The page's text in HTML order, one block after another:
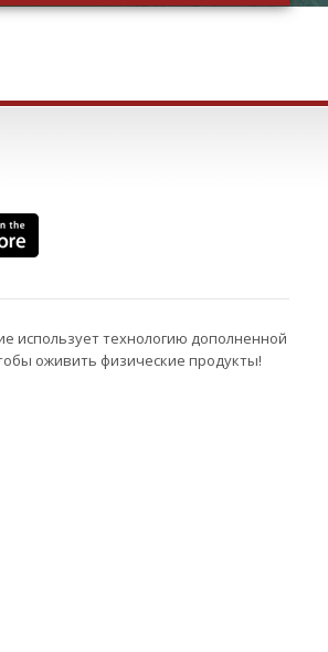
использует технологию дополненной
оживить физические продукты!